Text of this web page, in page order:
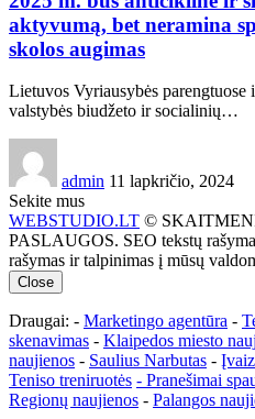
aktyvumą, bet neramina
skolos augimas
Lietuvos Vyriausybės parengtuose
valstybės biudžeto ir socialinių…
admin 11 lapkričio, 2024
Sekite mus
WEBSTUDIO.LT ©
PASLAUGOS. SEO tekstų
rašymas ir talpinimas į mūsų
Close
Draugai: - Marketingo agentūra -
skenavimas - Klaipedos miesto
naujienos - Saulius Narbutas -
Teniso treniruotės - Pranešimai
Regionų naujienos - Palangos